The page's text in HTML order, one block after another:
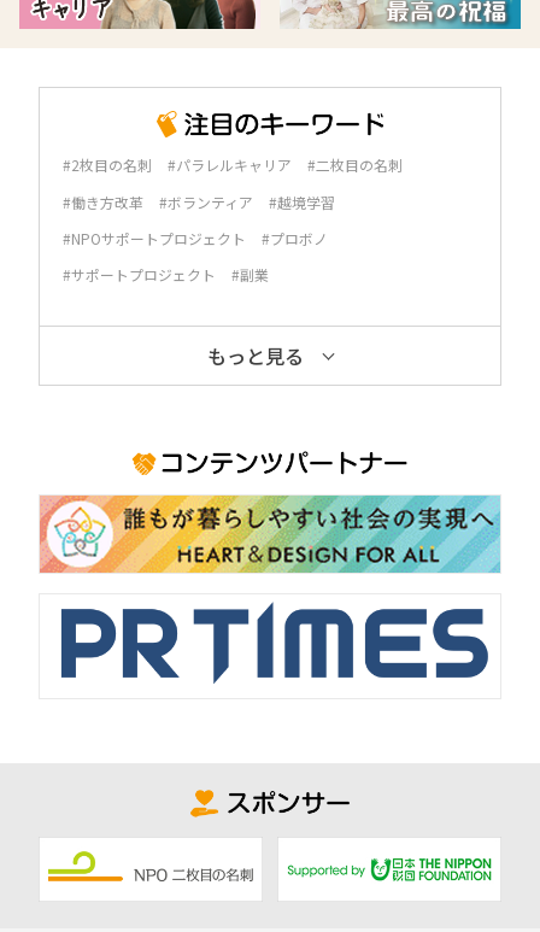
#2枚目の名刺 #パラレルキャリア
#二枚目の名刺
#働き方改革
#ボランティア
#越境学習
#NPOサポートプロジェクト
#プロボノ
#サポートプロジェクト
#副業
もっと見る